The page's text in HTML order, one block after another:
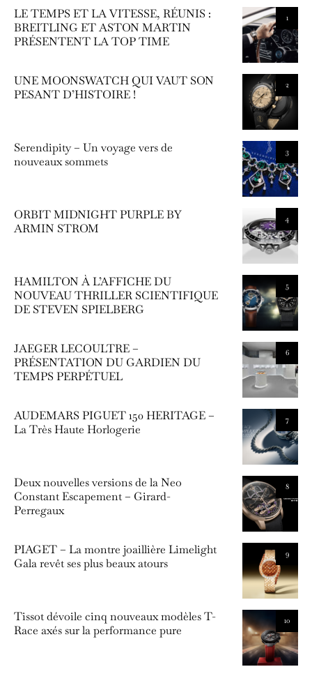
1
LE TEMPS ET LA VITESSE, RÉUNIS :
BREITLING ET ASTON MARTIN
PRÉSENTENT LA TOP TIME
2
UNE MOONSWATCH QUI VAUT SON
PESANT D’HISTOIRE !
3
Serendipity – Un voyage vers de
nouveaux sommets
4
ORBIT MIDNIGHT PURPLE BY
ARMIN STROM
5
HAMILTON À L’AFFICHE DU
NOUVEAU THRILLER SCIENTIFIQUE
DE STEVEN SPIELBERG
6
JAEGER LECOULTRE –
PRÉSENTATION DU GARDIEN DU
TEMPS PERPÉTUEL
7
AUDEMARS PIGUET 150 HERITAGE –
La Très Haute Horlogerie
8
Deux nouvelles versions de la Neo
Constant Escapement – Girard-
Perregaux
9
PIAGET – La montre joaillière Limelight
Gala revêt ses plus beaux atours
10
Tissot dévoile cinq nouveaux modèles T-
Race axés sur la performance pure